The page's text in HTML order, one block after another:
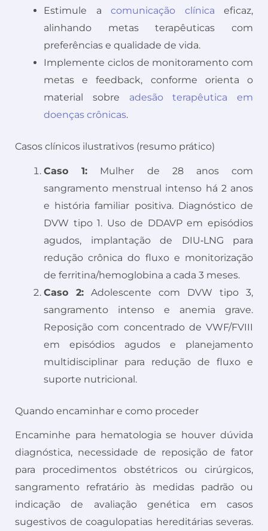
Estimule a comunicação clínica eficaz,
alinhando metas terapêuticas com
preferências e qualidade de vida.
Implemente ciclos de monitoramento com
metas e feedback, conforme orienta o
material sobre adesão terapêutica em
doenças crônicas.
Casos clínicos ilustrativos (resumo prático)
Caso 1: Mulher de 28 anos com
sangramento menstrual intenso há 2 anos
e história familiar positiva. Diagnóstico de
DVW tipo 1. Uso de DDAVP em episódios
agudos, implantação de DIU‑LNG para
redução crônica do fluxo e monitorização
de ferritina/hemoglobina a cada 3 meses.
Caso 2: Adolescente com DVW tipo 3,
sangramento intenso e anemia grave.
Reposição com concentrado de VWF/FVIII
em episódios agudos e planejamento
multidisciplinar para redução de fluxo e
suporte nutricional.
Quando encaminhar e como proceder
Encaminhe para hematologia se houver dúvida
diagnóstica, necessidade de reposição de fator
para procedimentos obstétricos ou cirúrgicos,
sangramento refratário às medidas padrão ou
indicação de avaliação genética em casos
sugestivos de coagulopatias hereditárias severas.